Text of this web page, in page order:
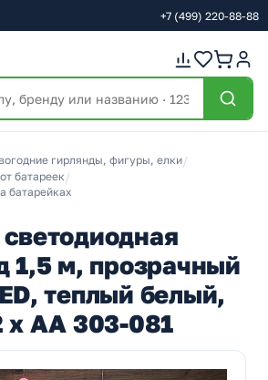
+7 (499) 220-88-88
гирлянды, фигуры, елки/
батареек/
батарейках
1,5 м, прозрачный
теплый белый,
x АА 303-081